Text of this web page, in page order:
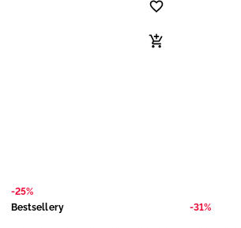
-25%
Bestsellery
-31%